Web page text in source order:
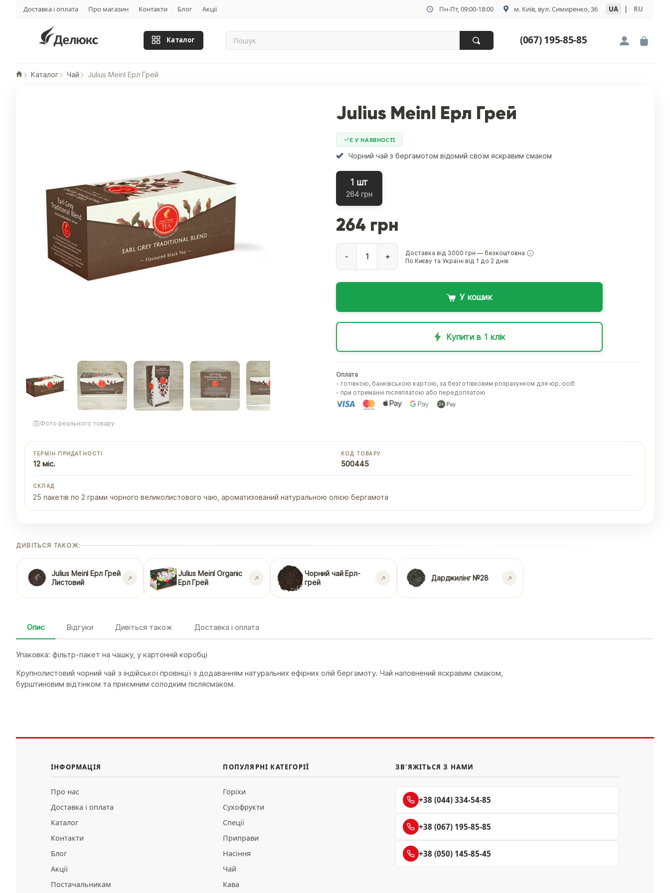
Доставка і оплата Про магазин Контакти Блог Акції Пн-Пт, 09:00-18:00 м. Київ, вул. Симиренко, 36 UA | RU
Каталог (067) 195-85-85
Каталог Чай Julius Meinl Ерл Грей
Фото реального товару
Julius Meinl Ерл Грей
Є У НАЯВНОСТІ
Чорний чай з бергамотом відомий своїм яскравим смаком
1 шт
264 грн
264 грн
- +
Доставка від 3000 грн — безкоштовна
По Києву та Україні від 1 до 2 днів
У кошик
Купити в 1 клік
Оплата
- готівкою, банківською картою, за безготівковим розрахунком для юр. осіб
- при отриманні післяплатою або передоплатою
ТЕРМІН ПРИДАТНОСТІ
12 міс.
КОД ТОВАРУ
500445
СКЛАД
25 пакетів по 2 грами чорного великолистового чаю, ароматизований натуральною олією бергамота
ДИВІТЬСЯ ТАКОЖ:
Julius Meinl Ерл Грей
Листовий
Julius Meinl Organic
Ерл Грей
Чорний чай Ерл-
грей
Дарджилінг №28
Опис Відгуки Дивіться також Доставка і оплата
Упаковка: фільтр-пакет на чашку, у картонній коробці
Крупнолистовий чорний чай з індійської провінції з додаванням натуральних ефірних олій бергамоту. Чай наповнений яскравим смаком,
бурштиновим відтінком та приємним солодким післясмаком.
ІНФОРМАЦІЯ
Про нас
Доставка і оплата
Каталог
Контакти
Блог
Акції
Постачальникам
ПОПУЛЯРНІ КАТЕГОРІЇ
Горіхи
Сухофрукти
Спеції
Приправи
Насіння
Чай
Кава
ЗВ'ЯЖІТЬСЯ З НАМИ
+38 (044) 334-54-85
+38 (067) 195-85-85
+38 (050) 145-85-45